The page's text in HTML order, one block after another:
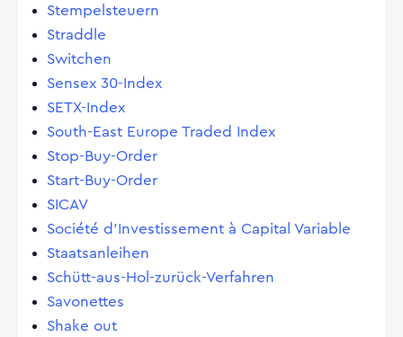
Stempelsteuern
Straddle
Switchen
Sensex 30-Index
SETX-Index
South-East Europe Traded Index
Stop-Buy-Order
Start-Buy-Order
SICAV
Société d'Investissement à Capital Variable
Staatsanleihen
Schütt-aus-Hol-zurück-Verfahren
Savonettes
Shake out